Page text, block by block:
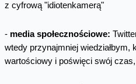
z cyfrową "idiotenkamerą"
- media społecznościowe:
wtedy przynajmniej wiedziałbym,
wartościowy i poświęci swój